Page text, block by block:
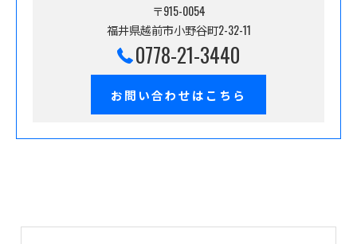
〒915-0054
福井県越前市小野谷町2-32-11
0778-21-3440
お問い合わせはこちら